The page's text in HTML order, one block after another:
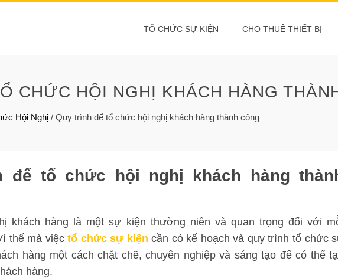
TỔ CHỨC SỰ KIỆN CHO THUÊ THIẾT BỊ
CHỨC HỘI NGHỊ KHÁCH HÀNG
Hội Nghị / Quy trình để tổ chức hội nghị khách hàng thành công
để tổ chức hội nghị khách hàng
khách hàng là một sự kiện thường niên và quan trọng đối với
thế mà việctổ chức sự kiện cần có kế hoạch và quy trình tổ chức
hàng một cách chặt chẽ, chuyên nghiệp và sáng tạo để có thể
hàng.